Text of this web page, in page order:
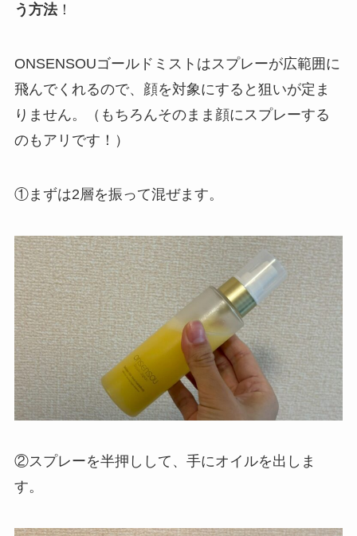
う方法！
ONSENSOUゴールドミストはスプレーが広範囲に
飛んでくれるので、顔を対象にすると狙いが定ま
りません。（もちろんそのまま顔にスプレーする
のもアリです！）
①まずは2層を振って混ぜます。
②スプレーを半押しして、手にオイルを出しま
す。